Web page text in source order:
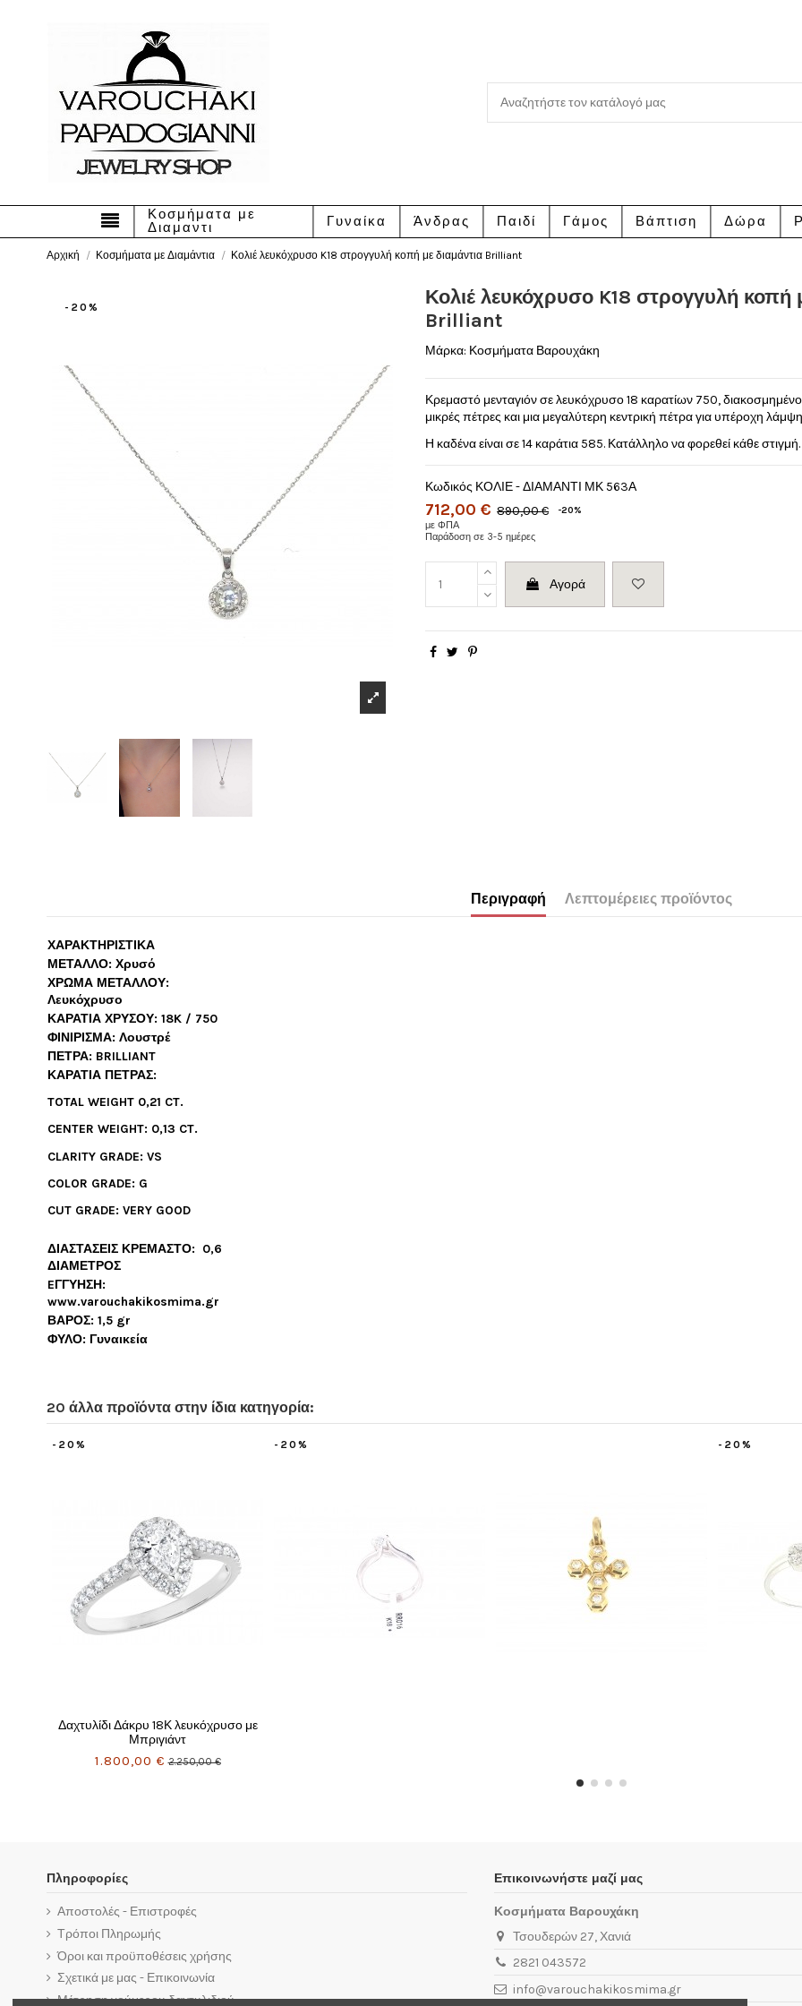
Κοσμήματα με
Διαμαντι
Γυναίκα Άνδρας Παιδί Γάμος Βάπτιση Δώρα
Αρχική Κοσμήματα με Διαμάντια Κολιέ λευκόχρυσο K18 στρογγυλή κοπή με διαμάντια Brilliant
-20%
Κολιέ λευκόχρυσο K18 στρογγυλή κοπή
Brilliant
Μάρκα: Κοσμήματα Βαρουχάκη
Κρεμαστό μενταγιόν σε λευκόχρυσο 18 καρατίων 750,
μικρές πέτρες και μια μεγαλύτερη κεντρική πέτρα για υπέροχη
Η καδένα είναι σε 14 καράτια 585. Κατάλληλο να φορεθεί κάθε
Κωδικός ΚΟΛΙΕ - ΔΙΑΜΑΝΤΙ ΜΚ 563Α
712,00 € 890,00 €
-20%
με ΦΠΑ
Παράδοση σε 3-5 ημέρες
Αγορά
Περιγραφή Λεπτομέρειες προϊόντος
ΧΑΡΑΚΤΗΡΙΣΤΙΚΑ
ΜΕΤΑΛΛΟ: Χρυσό
ΧΡΩΜΑ ΜΕΤΑΛΛΟΥ:
Λευκόχρυσο
ΚΑΡΑΤΙΑ ΧΡΥΣΟΥ: 18K / 750
ΦΙΝΙΡΙΣΜΑ: Λουστρέ
ΠΕΤΡΑ: BRILLIANT
ΚΑΡΑΤΙΑ ΠΕΤΡΑΣ:
TOTAL WEIGHT 0,21 CT.
CENTER WEIGHT: 0,13 CT.
CLARITY GRADE: VS
COLOR GRADE: G
CUT GRADE: VERY GOOD
ΔΙΑΣΤΑΣΕΙΣ ΚΡΕΜΑΣΤΟ: 0,6
ΔΙΑΜΕΤΡΟΣ
EΓΓΥΗΣΗ:
www.varouchakikosmima.gr
ΒΑΡΟΣ: 1,5 gr
ΦΥΛΟ: Γυναικεία
20 άλλα προϊόντα στην ίδια κατηγορία:
Πληροφορίες
Αποστολές - Επιστροφές
Τρόποι Πληρωμής
Όροι και προϋποθέσεις χρήσης
Σχετικά με μας - Επικοινωνία
Μέτρηση νούμερου δαχτυλιδιού
Επικοινωνήστε μαζί μας
Κοσμήματα Βαρουχάκη
Τσουδερών 27, Χανιά
2821 043572
info@varouchakikosmima.gr